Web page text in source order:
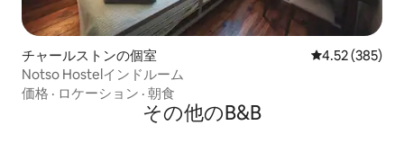
チャールストンの個室 レビュー385
4.52 (385)
Notso Hostelインドルーム
価格 · ロケーション · 朝食
その他のB&B